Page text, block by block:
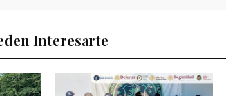
Interesarte